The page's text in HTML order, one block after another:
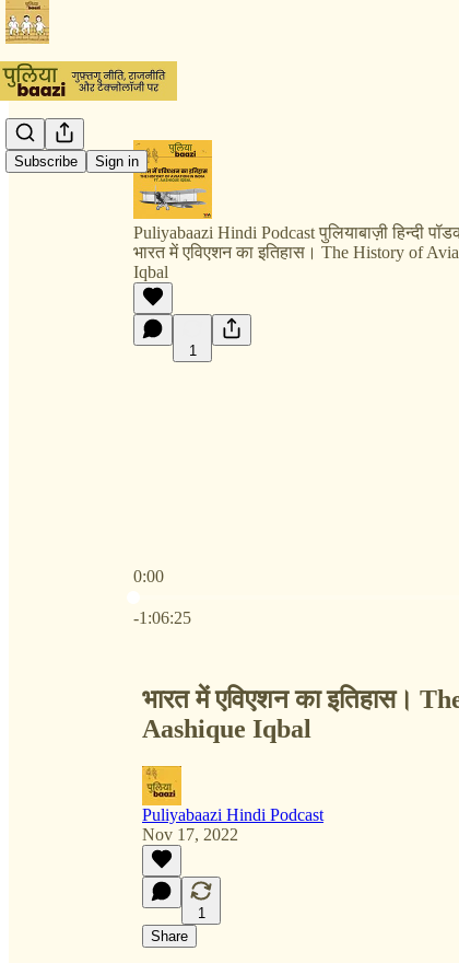
Subscribe Sign in
Puliyabaazi Hindi Podcast पुलियाबाज़ी हिन्दी
भारत में एविएशन का इतिहास। The History of
Iqbal
1
0:00
-1:06:25
भारत में एविएशन का इतिहास।
Aashique Iqbal
Puliyabaazi Hindi Podcast
Nov 17, 2022
1
Share